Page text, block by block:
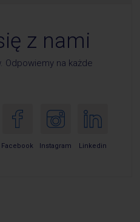
z nami
Odpowiemy na każde
Facebook Instagram Linkedin